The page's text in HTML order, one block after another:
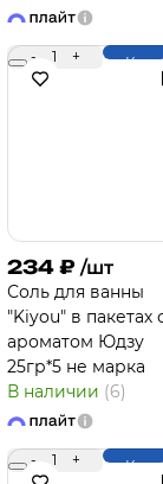
- 1 +
234 ₽ /шт
Соль для ванны
"Kiyou" в пакетах
ароматом Юдзу
25гр*5 не марка
В наличии (6)
- 1 +